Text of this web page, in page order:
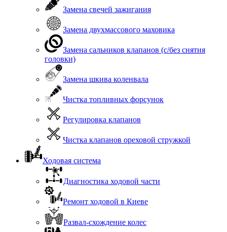
Замена свечей зажигания
Замена двухмассового маховика
Замена сальников клапанов (с/без снятия
головки)
Замена шкива коленвала
Чистка топливных форсунок
Регулировка клапанов
Чистка клапанов ореховой стружкой
Ходовая система
Диагностика ходовой части
Ремонт ходовой в Киеве
Развал-схождение колес